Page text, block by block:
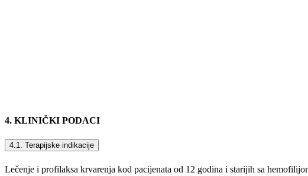
4. KLINIČKI PODACI
4.1. Terapijske indikacije
Lečenje i profilaksa krvarenja kod pacijenata od 12 godina i starijih sa